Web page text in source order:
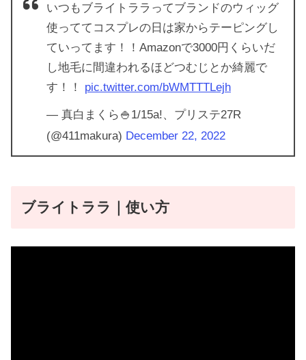
いつもブライトララってブランドのウィッグ
使っててコスプレの日は家からテーピングし
ていってます！！Amazonで3000円くらいだ
し地毛に間違われるほどつむじとか綺麗で
す！！ pic.twitter.com/bWMTTTLejh
— 真白まくら🍚1/15a!、プリステ27R
(@411makura) December 22, 2022
ブライトララ｜使い方